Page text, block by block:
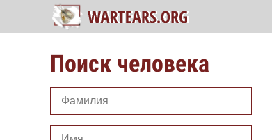
Поиск человека